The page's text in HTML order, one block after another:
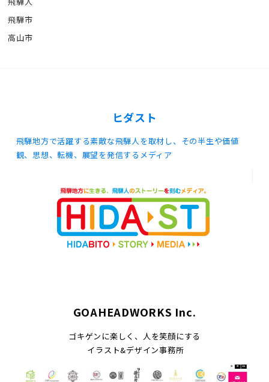
飛騨市
高山市
ヒダスト
飛騨地方で活躍する素敵な飛騨人を取材し、その半生や価値
観、思想、転機、展望を発信するメディア
GOAHEADWORKS Inc.
ゴキゲンに楽しく、人を笑顔にする
イラスト&デザイン事務所